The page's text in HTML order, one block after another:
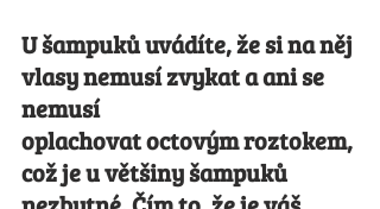
U šampuků uvádíte, že si na něj
vlasy nemusí zvykat a ani se
nemusí
oplachovat octovým roztokem,
což je u většiny šampuků